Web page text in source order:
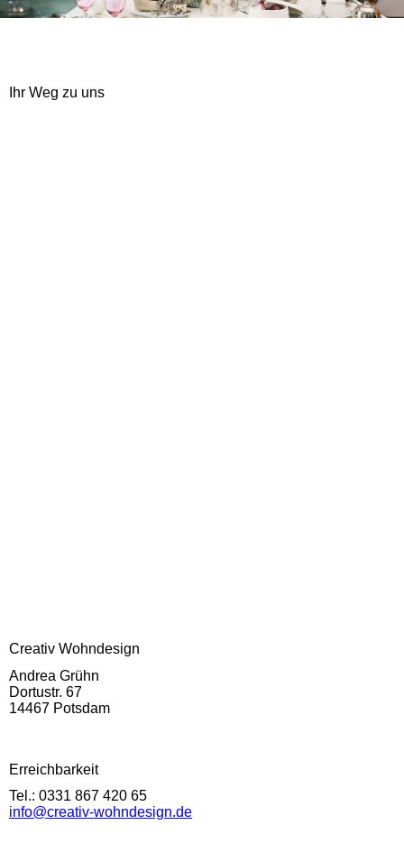
Ihr Weg zu uns
Creativ Wohndesign
Andrea Grühn
Dortustr. 67
14467 Potsdam
Erreichbarkeit
Tel.: 0331 867 420 65
info@creativ-wohndesign.de